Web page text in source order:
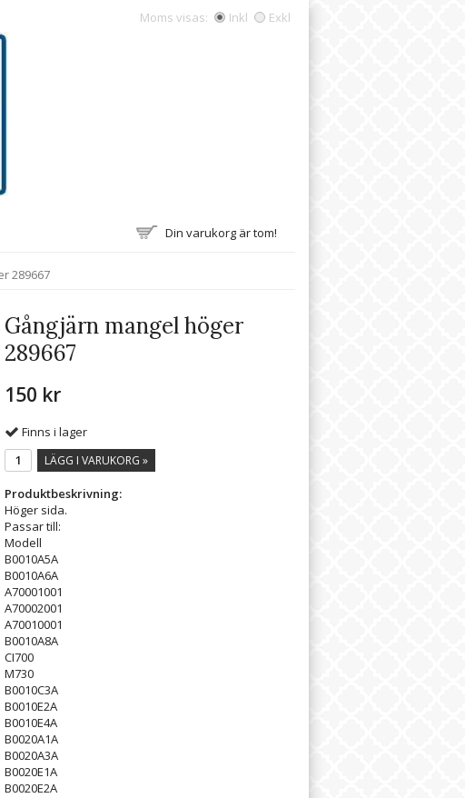
Moms visas: Inkl Exkl
Din varukorg är tom!
289667
Gångjärn mangel höger
289667
150 kr
Finns i lager
LÄGG I VARUKORG »
Produktbeskrivning:
Höger sida.
Passar till:
Modell
B0010A5A
B0010A6A
A70001001
A70002001
A70010001
B0010A8A
CI700
M730
B0010C3A
B0010E2A
B0010E4A
B0020A1A
B0020A3A
B0020E1A
B0020E2A